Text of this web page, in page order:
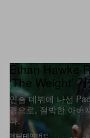
엔터테인먼트
‘The Weight’
연출 데뷔에 나선
경으로, 절박한 아버
다.
Jun 28,